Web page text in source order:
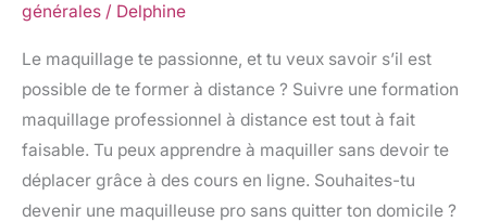
générales / Delphine
Le maquillage te passionne, et tu veux savoir s’il est
possible de te former à distance ? Suivre une formation
maquillage professionnel à distance est tout à fait
faisable. Tu peux apprendre à maquiller sans devoir te
déplacer grâce à des cours en ligne. Souhaites-tu
devenir une maquilleuse pro sans quitter ton domicile ?